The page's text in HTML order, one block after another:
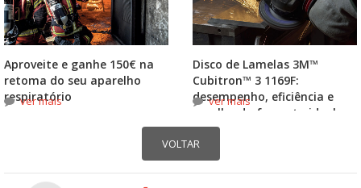
Aproveite e ganhe 150€ na
retoma do seu aparelho
respiratório
ver mais
Disco de Lamelas 3M™
Cubitron™ 3 1169F:
desempenho, eficiência e
escolha do formato ideal
ver mais